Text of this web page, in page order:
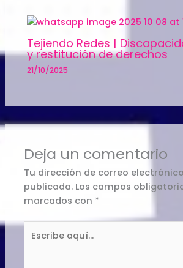
Tejiendo Redes |
y restitución de derechos
21/10/2025
Deja un comentario
Tu dirección de correo
publicada. Los campos
marcados con *
Escribe
aquí...